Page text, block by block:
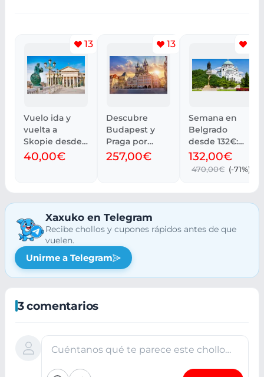
13
Vuelo ida y
vuelta a
Skopie desde
40€
(Diciembre)
40,00€
13
Descubre
Budapest y
Praga por
menos de
300€
257,00€
Semana en
Belgrado
desde 132€:
Vuelo,
Alojamiento y
Coche
132,00€
470,00€ (-71%)
Xaxuko en Telegram
Recibe chollos y cupones rápidos antes de que
vuelen.
Unirme a Telegram
3 comentarios
Cuéntanos qué te parece este chollo…